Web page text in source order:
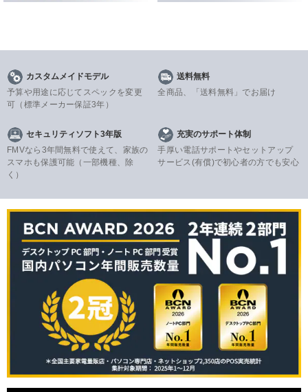
カスタムメイドモデル
予算や用途に応じてスペックを変更
可 （標準メーカー保証3年）
送料無料
全商品、「送料無料」でお届け
セキュリティソフト3年版
FMVなら3年間無料で使えて、家族の
スマホも保護可能（一部機種、除
く）
充実のサポート体制
手厚い電話サポートやセットアップ
サービス(有償)で初心者の方でも安心